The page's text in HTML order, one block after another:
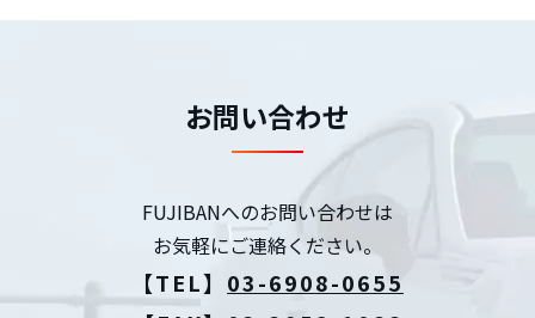
お問い合わせ
FUJIBANへのお問い合わせは
お気軽にご連絡ください。
【TEL】 03-6908-0655